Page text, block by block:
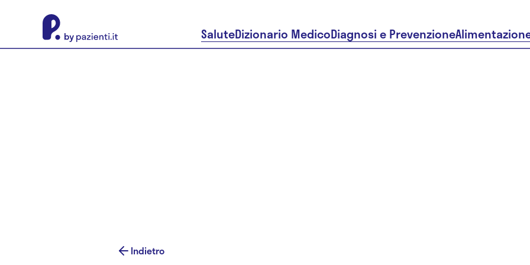
SaluteDizionario MedicoDiagnosi e Prevenzione
Indietro